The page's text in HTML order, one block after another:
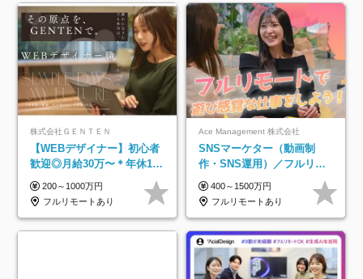
株式会社ＧＥＮＴＥＮ
【WEBデザイナー】初⼼者
歓迎◎⽉給30万〜＊年休125
⽇＊在宅OK＆研修あり＊フ
レックス
200～1000万円
フルリモートあり
Ace Management 株式会社
SNSマーケター（動画制
作・SNS運用）／フルリモ
ートOK／未経験歓迎【モッ
トーは…遊び感覚で仕事を
する♪】
400～1500万円
フルリモートあり